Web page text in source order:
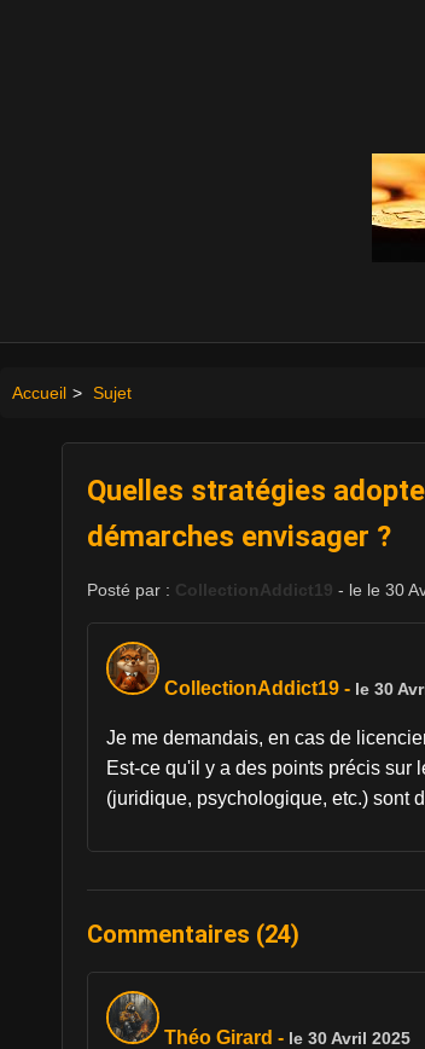
Accueil > Sujet
Quelles stratégies
démarches envisager ?
Posté par : CollectionAddict19 - le le 30
CollectionAddict19 - le 30
Je me demandais, en cas de
Est-ce qu'il y a des points précis sur
(juridique, psychologique, etc.) sont
Commentaires (24)
Théo Girard - le 30 Avril 2025